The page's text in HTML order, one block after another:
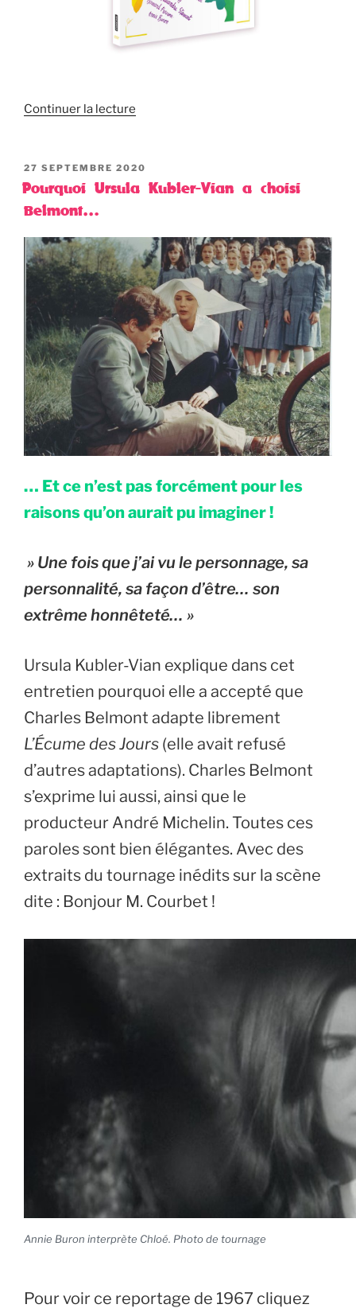
Continuer la lecture
PUBLIÉ
LE
27 SEPTEMBRE 2020
Pourquoi Ursula Kubler-Vian a choisi
Belmont…
… Et ce n’est pas forcément pour les
raisons qu’on aurait pu imaginer !
» Une fois que j’ai vu le personnage, sa
personnalité, sa façon d’être… son
extrême honnêteté… »
Ursula Kubler-Vian explique dans cet
entretien pourquoi elle a accepté que
L’Écume des Jours (elle avait refusé
d’autres adaptations). Charles Belmont
s’exprime lui aussi, ainsi que le
producteur André Michelin. Toutes ces
paroles sont bien élégantes. Avec des
extraits du tournage inédits sur la scène
dite : Bonjour M. Courbet !
Annie Buron interprète Chloé. Photo de tournage
Pour voir ce reportage de 1967 cliquez